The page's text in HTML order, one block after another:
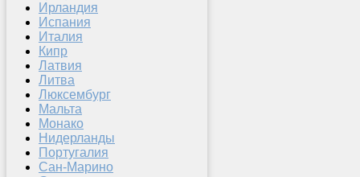
Ирландия
Испания
Италия
Кипр
Латвия
Литва
Люксембург
Мальта
Монако
Нидерланды
Португалия
Сан-Марино